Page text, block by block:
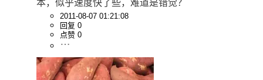
本，似乎速度快了些，难道是错觉？
2011-08-07 01:21:08
回复 0
点赞 0